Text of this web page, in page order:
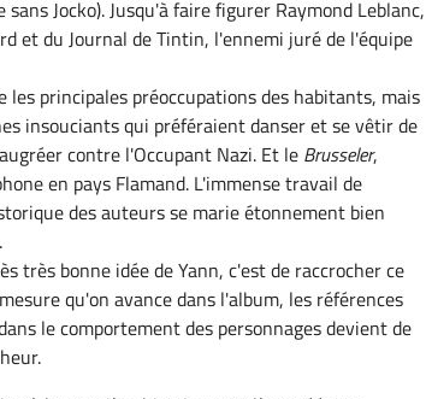
Jocko). Jusqu'à faire figurer Raymond Leblanc,
et du Journal de Tintin, l'ennemi juré de l'équipe
les principales préoccupations des habitants, mais
insouciants qui préféraient danser et se vêtir de
contre l'Occupant Nazi. Et le Brusseler,
en pays Flamand. L'immense travail de
des auteurs se marie étonnement bien
très bonne idée de Yann, c'est de raccrocher ce
qu'on avance dans l'album, les références
le comportement des personnages devient de